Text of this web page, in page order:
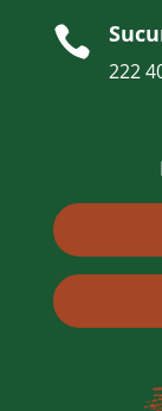

222